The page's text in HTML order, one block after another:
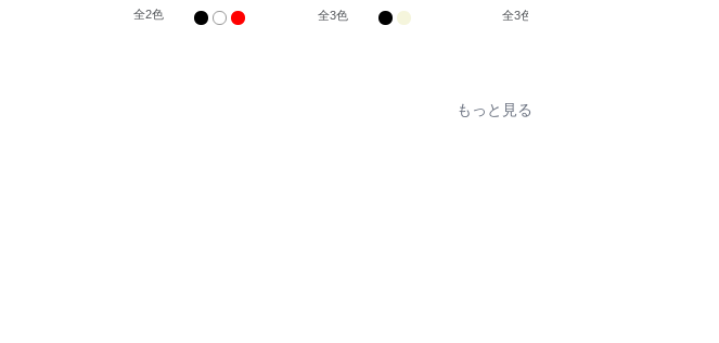
全2色
ー
全3色
開・26cm対応
全3色
もっと見る